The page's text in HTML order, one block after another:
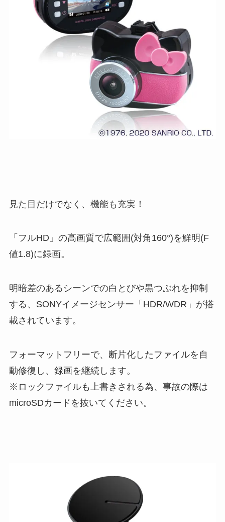
見た目だけでなく、機能も充実！
「フルHD」の高画質で広範囲(対角160°)を鮮明(F
値1.8)に録画。
明暗差のあるシーンでの白とびや黒つぶれを抑制
する、SONYイメージセンサー「HDR/WDR」が搭
載されています。
フォーマットフリーで、断片化したファイルを自
動修復し、録画を継続します。
※ロックファイルも上書きされる為、事故の際は
microSDカードを抜いてください。